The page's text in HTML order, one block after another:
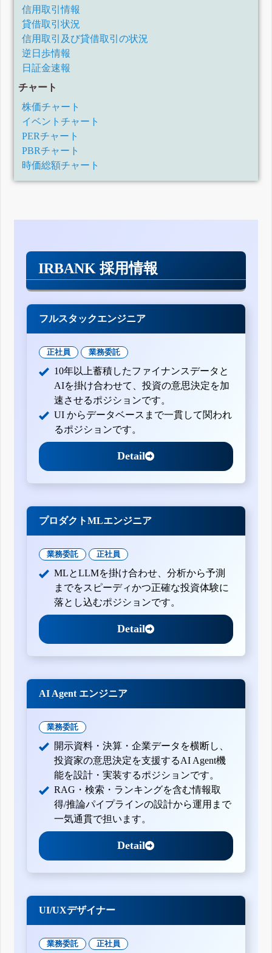
信用取引情報
貸借取引状況
信用取引及び貸借取引の状況
逆日歩情報
日証金速報
チャート
株価チャート
イベントチャート
PERチャート
PBRチャート
時価総額チャート
IRBANK 採用情報
フルスタックエンジニア
正社員 業務委託
10年以上蓄積したファイナンスデータと
AIを掛け合わせて、投資の意思決定を加
速させるポジションです。
UI からデータベースまで一貫して関われ
るポジションです。
Detail
プロダクトMLエンジニア
業務委託 正社員
MLとLLMを掛け合わせ、分析から予測
までをスピーディかつ正確な投資体験に
落とし込むポジションです。
Detail
AI Agent エンジニア
業務委託
開示資料・決算・企業データを横断し、
投資家の意思決定を支援するAI Agent機
能を設計・実装するポジションです。
RAG・検索・ランキングを含む情報取
得/推論パイプラインの設計から運用まで
一気通貫で担います。
Detail
UI/UXデザイナー
業務委託 正社員